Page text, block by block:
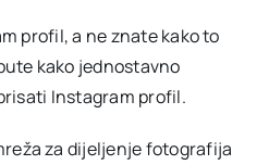
profil, a ne znate kako to
kako jednostavno
Instagram profil.
za dijeljenje fotografija